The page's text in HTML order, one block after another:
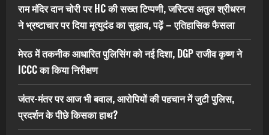
राम मंदिर दान चोरी पर HC की सख्त टिप्पणी, जस्टिस अतुल श्रीधरन
ने भ्रष्टाचार पर द‍िया मृत्युदंड का सुझाव, पढ़ें – एत‍िहास‍िक फैसला
मेरठ में तकनीक आधारित पुलिसिंग को नई दिशा, DGP राजीव कृष्ण ने
ICCC का किया निरीक्षण
जंतर-मंतर पर आज भी बवाल, आरोपियों की पहचान में जुटी पुलिस,
प्रदर्शन के पीछे किसका हाथ?